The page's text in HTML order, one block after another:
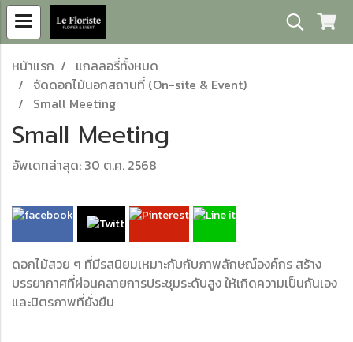
หน้าแรก
แกลลอรี่ทั้งหมด
จัดดอกไม้นอกสถานที่ (On-site & Event)
Small Meeting
Small Meeting
อัพเดทล่าสุด: 30 ต.ค. 2568
ดอกไม้สวย ๆ ที่มีรสนิยมเหมาะกับกับภาพลักษณ์องค์กร สร้าง
บรรยากาศที่ผ่อนคลายการประชุมระดับสูง ให้เกิดความเป็นกันเอง
และมิตรภาพที่ยั่งยืน